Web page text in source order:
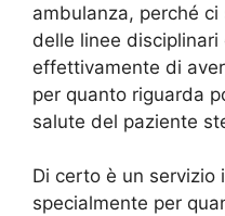
ambulanza, perché
delle linee
effettivamente di
per quanto riguarda
salute del paziente
Di certo è un servizio
specialmente per